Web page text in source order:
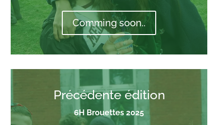
Comming soon..
Précédente édition
6H Brouettes 2025